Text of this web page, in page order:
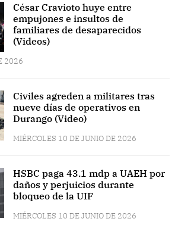
César Cravioto huye entre
empujones e insultos de
familiares de desaparecidos
(Videos)
2026
Civiles agreden a militares tras
nueve días de operativos en
Durango (Video)
MIÉRCOLES 10 DE JUNIO DE 2026
HSBC paga 43.1 mdp a UAEH por
daños y perjuicios durante
bloqueo de la UIF
MIÉRCOLES 10 DE JUNIO DE 2026